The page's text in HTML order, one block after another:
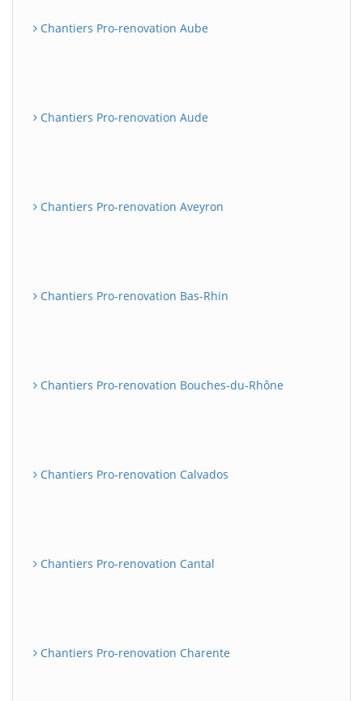
Chantiers Pro-renovation Aube
Chantiers Pro-renovation Aude
Chantiers Pro-renovation Aveyron
Chantiers Pro-renovation Bas-Rhin
Chantiers Pro-renovation Bouches-du-Rhône
Chantiers Pro-renovation Calvados
Chantiers Pro-renovation Cantal
Chantiers Pro-renovation Charente